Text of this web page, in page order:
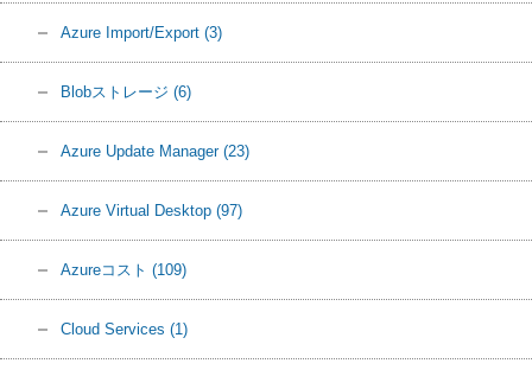
Azure Import/Export (3)
Blobストレージ (6)
Azure Update Manager (23)
Azure Virtual Desktop (97)
Azureコスト (109)
Cloud Services (1)